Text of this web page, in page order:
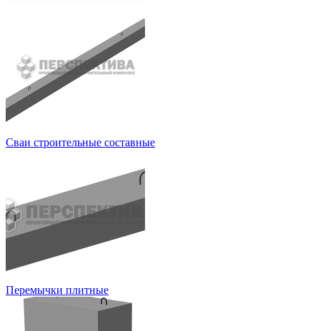
Сваи строительные составные
Перемычки плитные